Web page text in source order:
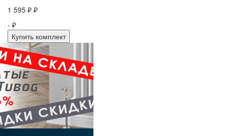
1 595 ₽ ₽
- ₽
Купить комплект